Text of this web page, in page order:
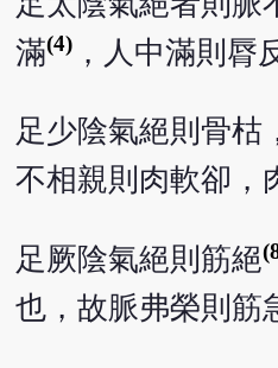
滿(4)，人中滿則脣
足少陰氣絕則骨枯
不相親則肉軟卻，
足厥陰氣絕則筋絕
也，故脈弗榮則筋